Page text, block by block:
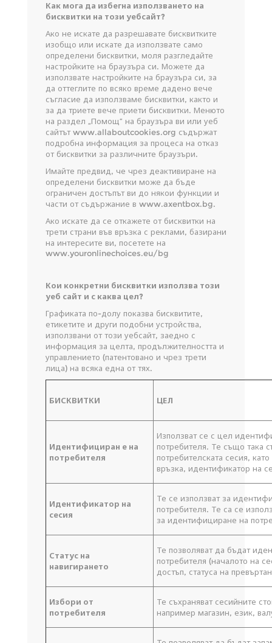
Как мога да избегна използването на
бисквитки на този уебсайт?
Ако не искате да разрешавате бисквитките
изобщо или искате да използвате само
определени бисквитки, моля разгледайте
настройките на браузъра си. Можете да
използвате настройките на браузъра си, за
да оттеглите по всяко време дадено вече
съгласие да използваме бисквитки, както и
за да триете вече приети бисквитки. Менюто
на раздел „Помощ“ на браузъра ви или уеб
сайтът www.allaboutcookies.org съдържат
подробна информация за процеса на отказ
от бисквитки за различните браузъри.
Имайте предвид, че чрез деактивиране на
определени бисквитки може да бъде
ограничен достъпът ви до някои функции и
части от съдържание в www.axentbox.bg.
Ако искате да се откажете от бисквитки на
трети страни във връзка с реклами, базирани
на интересите ви, посетете на
www.youronlinechoices.eu/bg
Кои конкретни бисквитки използва този
уеб сайт и с каква цел?
Графиката по-долу показва бисквитите,
етикетите и други подобни устройства,
използвани от този уебсайт, заедно с
информация за целта, продължителността и
управлението (патентовано и чрез трети
лица) на всяка една от тях.
БИСКВИТКИ ЦЕЛ
Идентифициран е на
потребителя
Използват се с цел
потребителя. Те също така
потребителската сесия,
връзка, идентификатор на
Идентификатор на
сесия
Те се използват за
потребителя. Те са се
за идентифициране на
Статус на
навигирането
Те позволяват да бъдат
потребителя (началото на
достъп, статуса на
Избори от
потребителя
Те съхраняват сесийните
например магазин, език,